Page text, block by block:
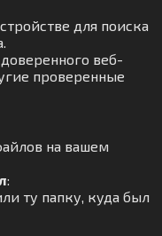
для поиска
веб-
проверенные
на вашем
:
ту папку, куда был